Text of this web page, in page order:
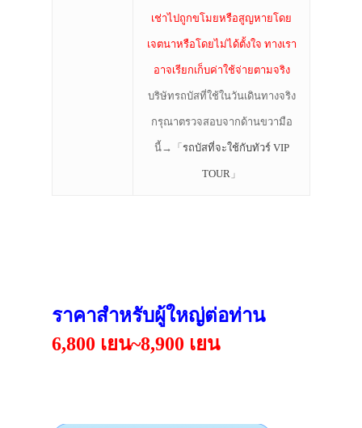
เช่าไปถูกขโมยหรือสูญหายโดย
เจตนาหรือโดยไม่ได้ตั้งใจ ทางเรา
อาจเรียกเก็บค่าใช้จ่ายตามจริง
บริษัทรถบัสที่ใช้ในวันเดินทางจริง
กรุณาตรวจสอบจากด้านขวามือ
นี้→「 รถบัสที่จะใช้กับทัวร์ VIP
TOUR 」
ราคาสำหรับผู้ใหญ่ต่อท่าน
6,800 เยน~8,900 เยน